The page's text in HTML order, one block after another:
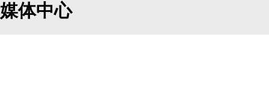
媒体中心